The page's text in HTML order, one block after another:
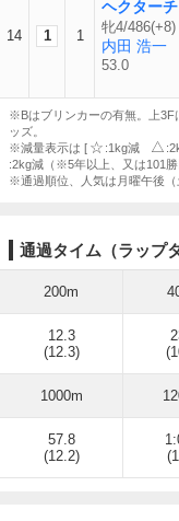
14 1 1
ヘクター
牝4/486(+8)
内田 浩一
53.0
※Bはブリンカーの有無。上3F
ッズ。
※減量表示は [
:1kg減
:2kg減（※5年以上、又は101勝
※通過順位、人気は月曜午後（
通過タイム（ラップ
200m
12.3
(12.3)
1000m
57.8
(12.2)